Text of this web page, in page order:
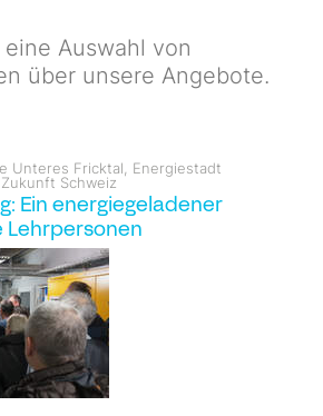
Auswahl von
über unsere Angebote.
Unteres Fricktal, Energiestadt
Schweiz
Ein energiegeladener
Lehrpersonen